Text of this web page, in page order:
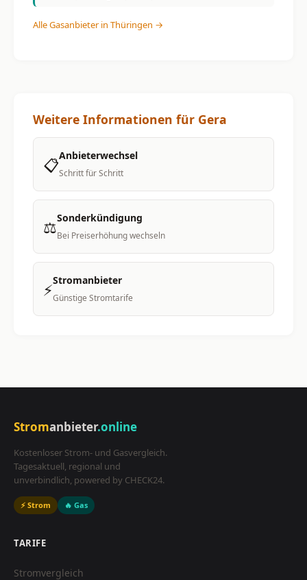
Alle Gasanbieter in Thüringen →
Weitere Informationen für Gera
📋Anbieterwechsel
Schritt für Schritt
⚖️Sonderkündigung
Bei Preiserhöhung wechseln
⚡Stromanbieter
Günstige Stromtarife
Stromanbieter.online
Kostenloser Strom- und Gasvergleich.
Tagesaktuell, regional und
unverbindlich, powered by CHECK24.
⚡ Strom 🔥 Gas
TARIFE
Stromvergleich